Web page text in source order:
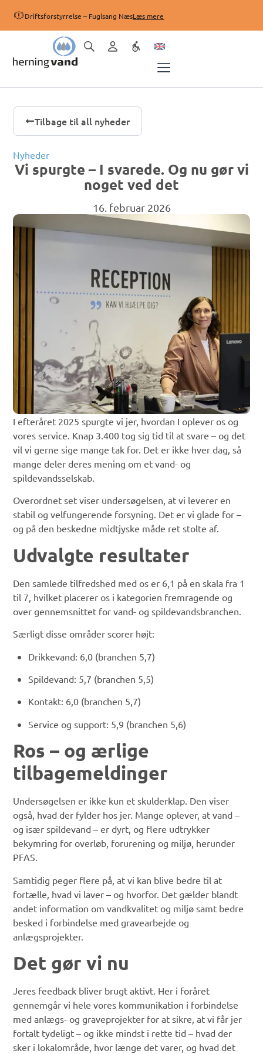
Driftsforstyrrelse – Fuglsang NæsLæs mere
Tilbage til all nyheder
Nyheder
Vi spurgte – I svarede. Og nu gør vi
noget ved det
16. februar 2026
I efteråret 2025 spurgte vi jer, hvordan I oplever os og
vores service. Knap 3.400 tog sig tid til at svare – og det
vil vi gerne sige mange tak for. Det er ikke hver dag, så
mange deler deres mening om et vand- og
spildevandsselskab.
Overordnet set viser undersøgelsen, at vi leverer en
stabil og velfungerende forsyning. Det er vi glade for –
og på den beskedne midtjyske måde ret stolte af.
Udvalgte resultater
Den samlede tilfredshed med os er 6,1 på en skala fra 1
til 7, hvilket placerer os i kategorien fremragende og
over gennemsnittet for vand- og spildevandsbranchen.
Særligt disse områder scorer højt:
Drikkevand: 6,0 (branchen 5,7)
Spildevand: 5,7 (branchen 5,5)
Kontakt: 6,0 (branchen 5,7)
Service og support: 5,9 (branchen 5,6)
Ros – og ærlige
tilbagemeldinger
Undersøgelsen er ikke kun et skulderklap. Den viser
også, hvad der fylder hos jer. Mange oplever, at vand –
og især spildevand – er dyrt, og flere udtrykker
bekymring for overløb, forurening og miljø, herunder
PFAS.
Samtidig peger flere på, at vi kan blive bedre til at
fortælle, hvad vi laver – og hvorfor. Det gælder blandt
andet information om vandkvalitet og miljø samt bedre
besked i forbindelse med gravearbejde og
anlægsprojekter.
Det gør vi nu
Jeres feedback bliver brugt aktivt. Her i foråret
gennemgår vi hele vores kommunikation i forbindelse
med anlægs- og graveprojekter for at sikre, at vi får jer
fortalt tydeligt – og ikke mindst i rette tid – hvad der
sker i lokalområde, hvor længe det varer, og hvad det